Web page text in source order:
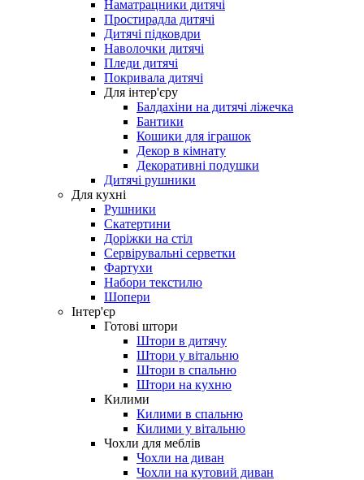
Наматрацники дитячі
Простирадла дитячі
Дитячі підковдри
Наволочки дитячі
Пледи дитячі
Покривала дитячі
Для інтер'єру
Балдахіни на дитячі ліжечка
Бантики
Кошики для іграшок
Декор в кімнату
Декоративні подушки
Дитячі рушники
Для кухні
Рушники
Скатертини
Доріжки на стіл
Сервірувальні серветки
Фартухи
Набори текстилю
Шопери
Інтер'єр
Готові штори
Штори в дитячу
Штори у вітальню
Штори в спальню
Штори на кухню
Килими
Килими в спальню
Килими у вітальню
Чохли для меблів
Чохли на диван
Чохли на кутовий диван